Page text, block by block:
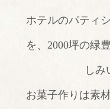
ホテルのパティ
を、2000坪の緑
しみ
お菓子作りは素
本館デラッ